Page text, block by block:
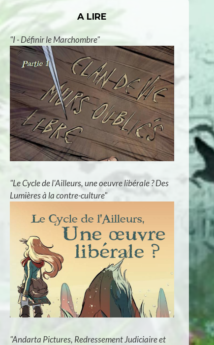
A LIRE
"I - Définir le Marchombre"
"Le Cycle de l'Ailleurs, une oeuvre libérale ? Des
Lumières à la contre-culture"
"Andarta Pictures, Redressement Judiciaire et